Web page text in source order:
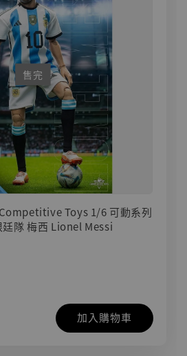
售完
Competitive Toys 1/6 可動系列
廷隊 梅西 Lionel Messi
加入購物車